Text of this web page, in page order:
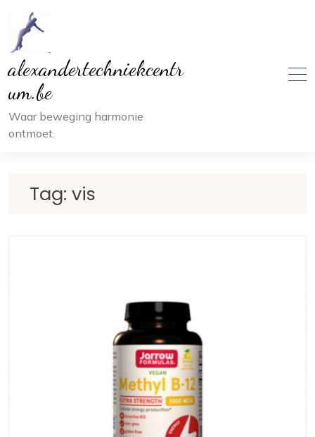
inhoud
alexandertechniekcentr
um.be
Waar beweging harmonie
ontmoet.
Tag: vis